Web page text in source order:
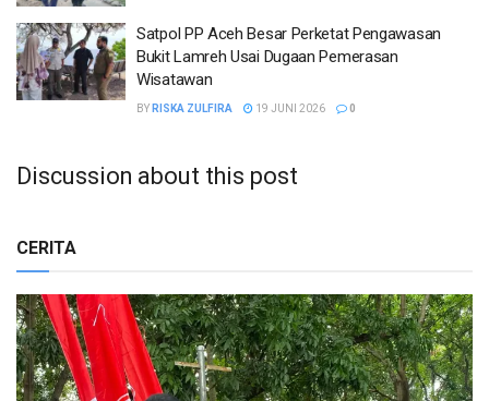
Satpol PP Aceh Besar Perketat Pengawasan
Bukit Lamreh Usai Dugaan Pemerasan
Wisatawan
BY RISKA ZULFIRA 19 JUNI 2026 0
Discussion about this post
CERITA